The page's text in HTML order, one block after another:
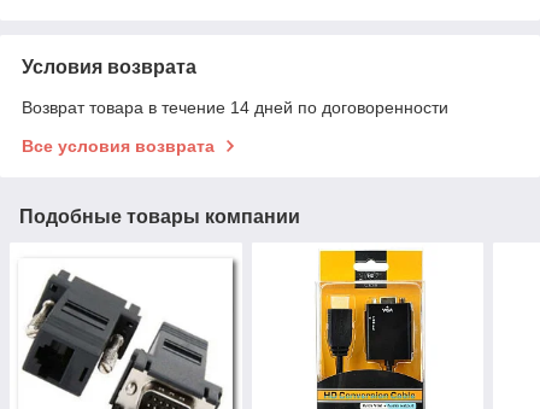
Условия возврата
Возврат товара в течение 14 дней по договоренности
Все условия возврата
Подобные товары компании